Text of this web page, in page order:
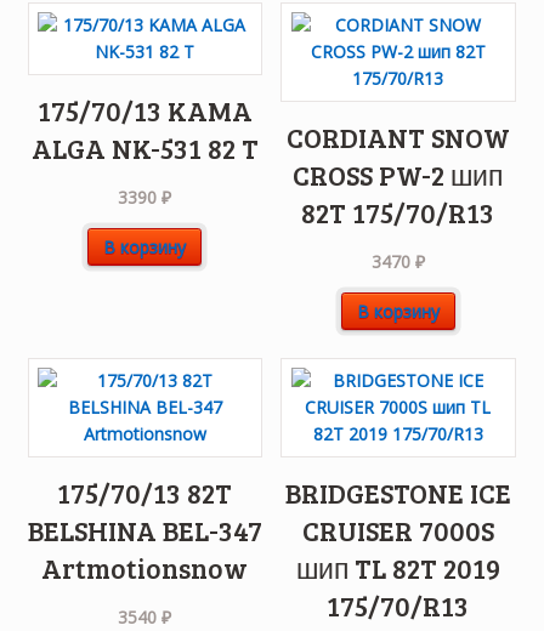
175/70/13 KAMA
ALGA NK-531 82 T
3390₽
В корзину
CORDIANT SNOW
CROSS PW-2 шип
82T 175/70/R13
3470 ₽
В корзину
175/70/13 82T
BELSHINA BEL-347
Artmotionsnow
3540₽
BRIDGESTONE ICE
CRUISER 7000S
шип TL 82T 2019
175/70/R13